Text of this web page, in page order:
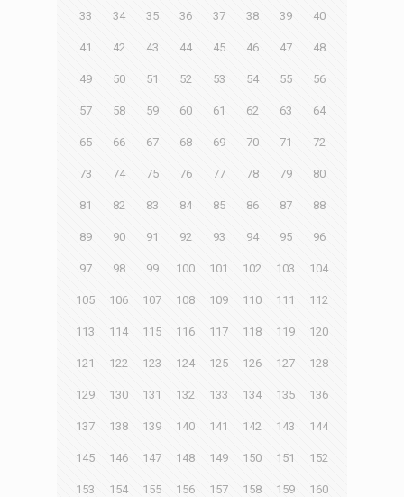
33 34 35 36 37 38 39 40
41 42 43 44 45 46 47 48
49 50 51 52 53 54 55 56
57 58 59 60 61 62 63 64
65 66 67 68 69 70 71 72
73 74 75 76 77 78 79 80
81 82 83 84 85 86 87 88
89 90 91 92 93 94 95 96
97 98 99 100 101 102 103 104
105 106 107 108 109 110 111 112
113 114 115 116 117 118 119 120
121 122 123 124 125 126 127 128
129 130 131 132 133 134 135 136
137 138 139 140 141 142 143 144
145 146 147 148 149 150 151 152
153 154 155 156 157 158 159 160